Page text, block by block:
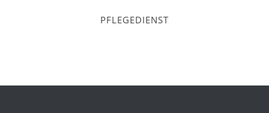
PFLEGEDIENST